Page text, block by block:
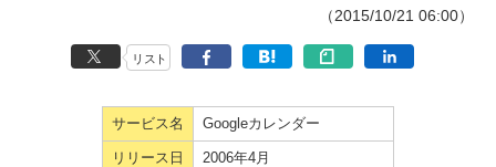
（2015/10/21 06:00）
リスト
サービス名 Googleカレンダー
リリース日 2006年4月